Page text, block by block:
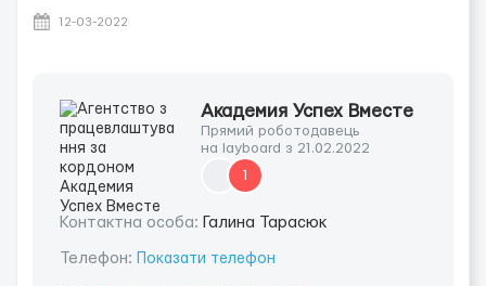
12-03-2022
Академия Успех Вместе
Прямий роботодавець
на layboard з 21.02.2022
1
Контактна особа: Галина Тарасюк
Телефон: Показати телефон